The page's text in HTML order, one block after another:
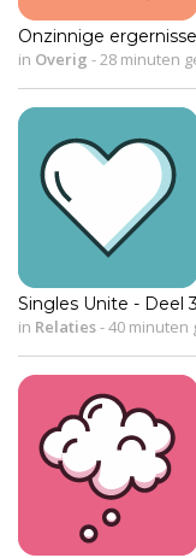
Onzinnige
in Overig - 28 minuten
Singles Unite - Deel
in Relaties-40 minuten